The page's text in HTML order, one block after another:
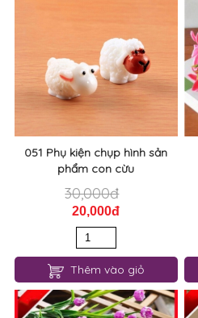
051 Phụ kiện chụp hình sản
phẩm con cừu
30,000đ
20,000đ
Thêm vào giỏ